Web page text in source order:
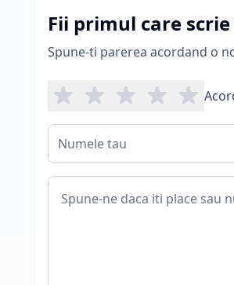
Fii primul care
Spune-ti parerea acordand o